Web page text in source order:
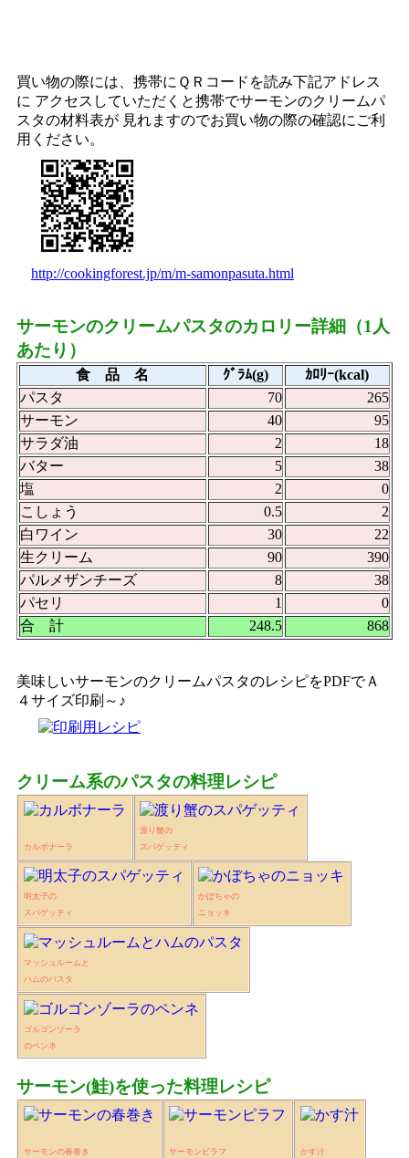
買い物の際には、携帯にＱＲコードを読み下記アドレス
に アクセスしていただくと携帯でサーモンのクリームパ
スタの材料表が 見れますのでお買い物の際の確認にご利
用ください。
http://cookingforest.jp/m/m-samonpasuta.html
サーモンのクリームパスタのカロリー詳細（1人
あたり）
食 品 名 ｸﾞﾗﾑ(g)
ｶﾛﾘｰ(kcal)
パスタ
70
265
サーモン
40
95
サラダ油
2
18
バター
5
38
塩
2
0
こしょう
0.5
2
白ワイン
30
22
生クリーム
90
390
パルメザンチーズ
8
38
パセリ
1
0
合 計
248.5 868
美味しいサーモンのクリームパスタのレシピをPDFでＡ
４サイズ印刷～♪
クリーム系のパスタの料理レシピ
カルボナーラ
渡り蟹の
スパゲッティ
明太子の
スパゲッティ
かぼちゃの
ニョッキ
マッシュルームと
ハムのパスタ
ゴルゴンゾーラ
のペンネ
サーモン(鮭)を使った料理レシピ
サーモンの春巻き サーモンピラフ かす汁